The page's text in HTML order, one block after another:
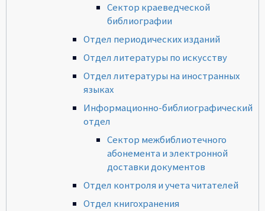
Сектор краеведческой
библиографии
Отдел периодических изданий
Отдел литературы по искусству
Отдел литературы на иностранных
языках
Информационно-библиографический
отдел
Сектор межбиблиотечного
абонемента и электронной
доставки документов
Отдел контроля и учета читателей
Отдел книгохранения